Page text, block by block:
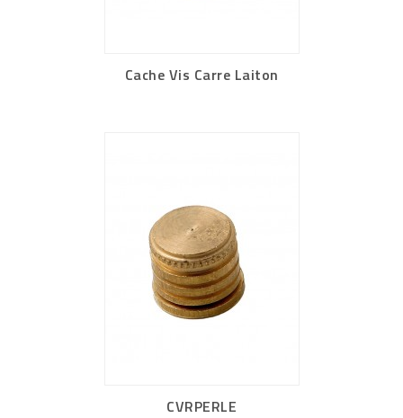
Cache Vis Carre Laiton
CVRPERLE